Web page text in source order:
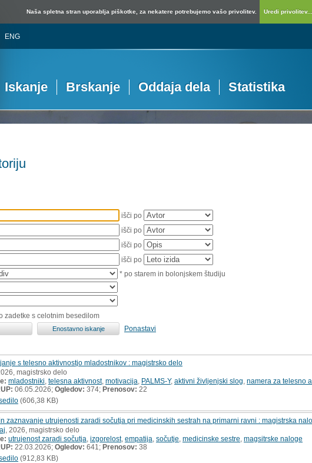
Naša spletna stran uporablja piškotke, za nekatere potrebujemo vašo privolitev. Uredi privolitev...
ENG
Iskanje Brskanje Oddaja dela Statistika
išči po
išči po
išči po
išči po
* po starem in bolonjskem študiju
zadetke s celotnim besedilom
Ponastavi
s telesno aktivnostjo mladostnikov : magistrsko delo
magistrsko delo
mladostniki telesna aktivnost, motivacija PALMS-Y, aktivni življenjski slog namera za telesno
06.05.2026; Ogledov: 374; Prenosov: 22
(606,38 KB)
zaznavanje utrujenosti zaradi sočutja pri medicinskih sestrah na primarni ravni : magistrska
, 2026, magistrsko delo
utrujenost zaradi sočutja izgorelost, empatija sočutje medicinske sestre magsitrske naloge
22.03.2026; Ogledov: 641; Prenosov: 38
(912,83 KB)